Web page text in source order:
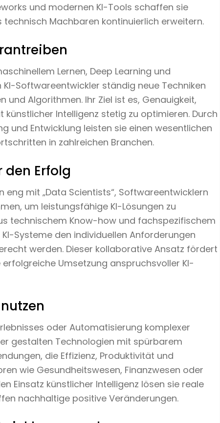
und modernen KI-Tools schaffen sie
technisch Machbaren kontinuierlich erweitern.
Lernen, Deep Learning und
Softwareentwickler ständig neue Techniken
und Algorithmen. Ihr Ziel ist es, Genauigkeit,
künstlicher Intelligenz stetig zu optimieren. Durch
und Entwicklung leisten sie einen wesentlichen
in zahlreichen Branchen.
Erfolg
mit „Data Scientists“, Softwareentwicklern
um leistungsfähige KI-Lösungen zu
technischem Know-how und fachspezifischem
Systeme den individuellen Anforderungen
werden. Dieser kollaborative Ansatz fördert
Umsetzung anspruchsvoller KI-
oder Automatisierung komplexer
gestalten Technologien mit spürbarem
die Effizienz, Produktivität und
wie Gesundheitswesen, Finanzwesen oder
Einsatz künstlicher Intelligenz lösen sie reale
nachhaltige positive Veränderungen.